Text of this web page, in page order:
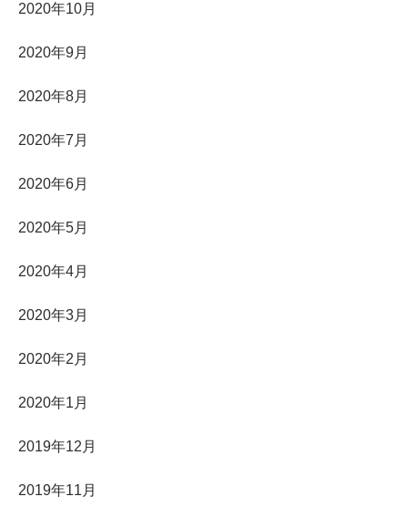
2020年10月
2020年9月
2020年8月
2020年7月
2020年6月
2020年5月
2020年4月
2020年3月
2020年2月
2020年1月
2019年12月
2019年11月